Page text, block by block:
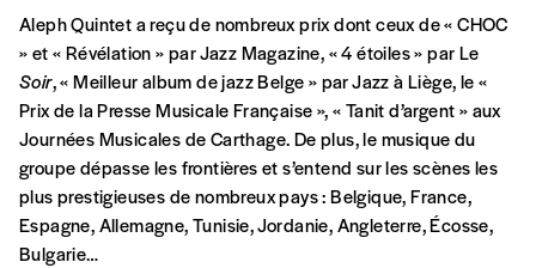
cours ou vous commandez au numéro.
Vous indiquez si vous souhaitez recevoir la
revue en format papier ou numérique.
Vous renseignez vos coordonnées.
Vous versez le montant de votre choix sur le
compteIBAN BE34 0010 7305
2190avec en communication le numéro de
la commande renseigné dans le mail de
Aleph Quintet a reçu de nombreux prix dont ceux de « CHOC
» et « Révélation » par Jazz Magazine, « 4 étoiles » par Le
Soir, « Meilleur album de jazz Belge » par Jazz à Liège, le «
Prix de la Presse Musicale Française », « Tanit d’argent » aux
Journées Musicales de Carthage. De plus, le musique du
groupe dépasse les frontières et s’entend sur les scènes les
plus prestigieuses de nombreux pays : Belgique, France,
Espagne, Allemagne, Tunisie, Jordanie, Angleterre, Écosse,
Bulgarie…